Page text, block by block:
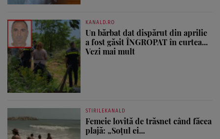
KANALD.RO
Un bărbat dat dispărut din aprilie
a fost găsit ÎNGROPAT în curtea...
Vezi mai mult
STIRILEKANALD
Femeie lovită de trăsnet când făcea
plajă: „Soțul ei...